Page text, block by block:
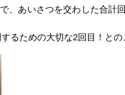
、あいさつを交わした合計
るための大切な2回目！との